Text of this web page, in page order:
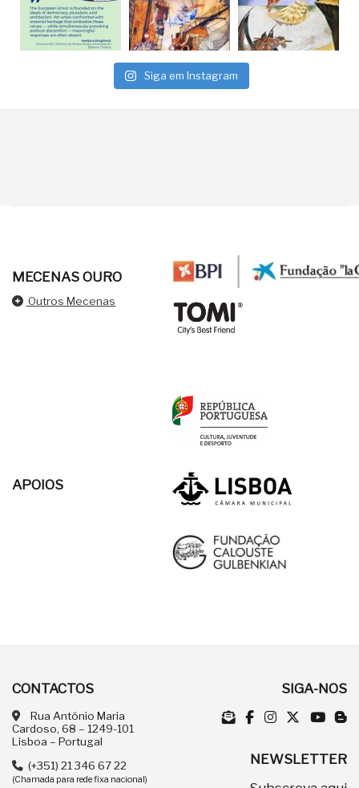
Siga em Instagram
MECENAS OURO
Outros Mecenas
APOIOS
CONTACTOS
Rua António Maria
Cardoso, 68 – 1249-101
Lisboa – Portugal
(+351) 21 346 67 22
(Chamada para rede fixa nacional)
SIGA-NOS
NEWSLETTER